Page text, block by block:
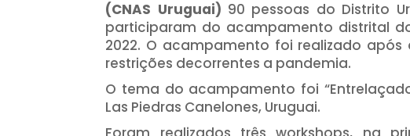
(CNAS Uruguai) 90 pessoas do Distrito
participaram do acampamento distrital
2022. O acampamento foi realizado
restrições decorrentes a pandemia.
O tema do acampamento foi
Las Piedras Canelones, Uruguai.